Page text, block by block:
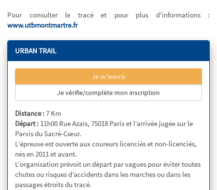
Pour consulter le tracé et pour plus d'informations :
www.utbmontmartre.fr
URBAN TRAIL
Je m'inscris
Je vérifie/complète mon inscription
Distance :7 Km
Départ : 11h00 Rue Azaïs, 75018 Paris et l’arrivée jugée sur le
Parvis du Sacré-Cœur.
L’épreuve est ouverte aux coureurs licenciés et non-licenciés,
nés en 2011 et avant.
L’organisation prévoit un départ par vagues pour éviter toutes
chutes ou risques d’accidents dans les marches ou dans les
passages étroits du tracé.